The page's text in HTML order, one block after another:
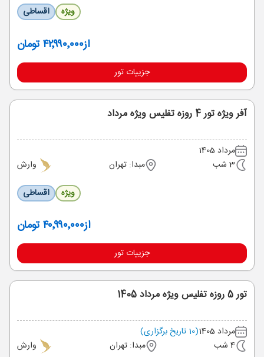
ویژه
اقساطی
از۴۲٬۹۹۰٬۰۰۰ تومان
جزییات تور
آفر ویژه تور 4 روزه تفلیس ویژه مرداد
مرداد 1405
3 شب
مبدا: تهران
وارش
ویژه
اقساطی
از۴۰٬۹۹۰٬۰۰۰ تومان
جزییات تور
تور 5 روزه تفلیس ویژه مرداد 1405
مرداد 1405
(10 تاریخ برگزاری)
4 شب
مبدا: تهران
وارش